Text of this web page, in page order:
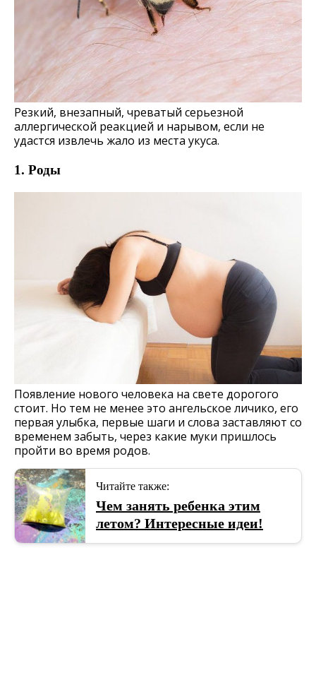
Резкий, внезапный, чреватый серьезной
аллергической реакцией и нарывом, если не
удастся извлечь жало из места укуса.
1. Роды
Появление нового человека на свете дорогого
стоит. Но тем не менее это ангельское личико, его
первая улыбка, первые шаги и слова заставляют со
временем забыть, через какие муки пришлось
пройти во время родов.
Читайте также:
Чем занять ребенка этим
летом? Интересные идеи!